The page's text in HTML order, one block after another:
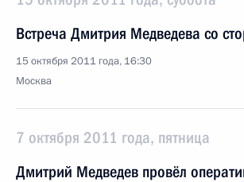
Встреча Дмитрия Медведева со
15 октября 2011 года, 16:30
Москва
7 октября 2011 года, пятница
Дмитрий Медведев провёл